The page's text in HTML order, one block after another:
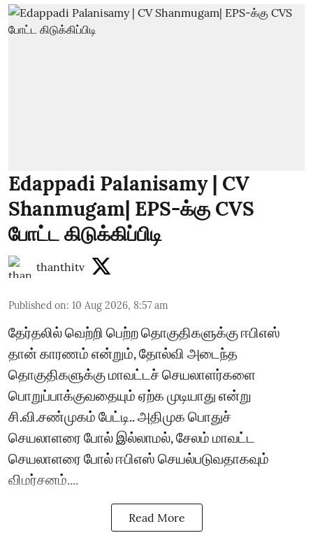
Edappadi Palanisamy | CV
Shanmugam| EPS-க்கு CVS
போட்ட கிடுக்கிப்பிடி
thanthitv
Published on: 10 Aug 2026, 8:57 am
தேர்தலில் வெற்றி பெற்ற தொகுதிகளுக்கு ஈபிஎஸ்
தான் காரணம் என்றும், தோல்வி அடைந்த
தொகுதிகளுக்கு மாவட்டச் செயலாளர்களை
பொறுப்பாக்குவதையும் ஏற்க முடியாது என்று
சி.வி.சண்முகம் பேட்டி.. அதிமுக பொதுச்
செயலாளரை போல் இல்லாமல், சேலம் மாவட்ட
செயலாளரை போல் ஈபிஎஸ் செயல்படுவதாகவும்
விமர்சனம்....
Read More